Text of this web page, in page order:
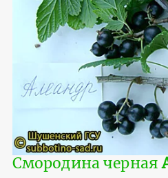
Смородина черная